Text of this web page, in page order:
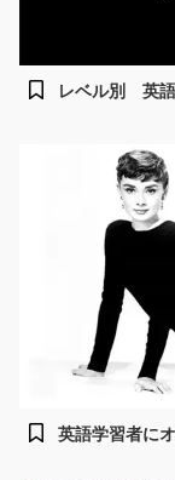
レベル別 英
英語学習者に